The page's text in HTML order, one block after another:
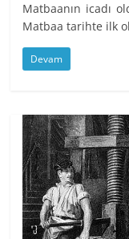
Matbaanın icadı
Matbaa tarihte ilk
Devam